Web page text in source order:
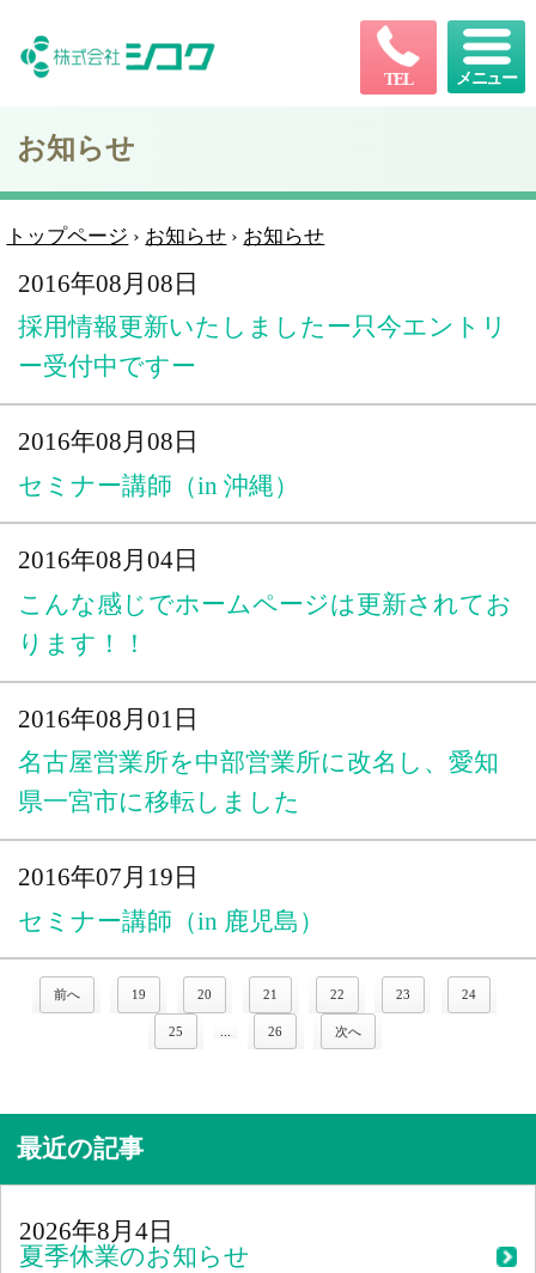
TEL メニュー
お知らせ
トップページ › お知らせ › お知らせ
2016年08月08日
採用情報更新いたしましたー只今エントリ
ー受付中ですー
2016年08月08日
セミナー講師（in 沖縄）
2016年08月04日
こんな感じでホームページは更新されてお
ります！！
2016年08月01日
名古屋営業所を中部営業所に改名し、愛知
県一宮市に移転しました
2016年07月19日
セミナー講師（in 鹿児島）
前へ 19 20 21 22 23 24
25 26 次へ
最近の記事
2026年8月4日
夏季休業のお知らせ